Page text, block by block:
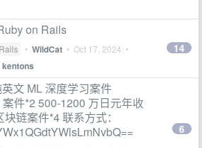
on Rails
• WildCat • Oct 17, 2024 •
kentons
14
文 ML 深度学习案件
件*2 500-1200 万日元年收
链案件*4 联系方式：
6